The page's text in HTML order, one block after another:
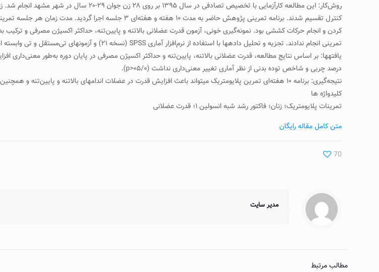
کردن و انجام حرکات کششی بود. نمونه‌گیری خونی، آزمون قدرت عضلانی بالا‌تنه و پایین‌تنه، حداکثر اکسیژن مصرفی و
تمرینی انجام ندادند. تجزیه و تحلیل داده­ها با استفاده از نرم‌افزار آماری SPSS (نسخه ۲۱) و آزمون­های تی‌مستقل و تی وابسته انجام ﺷﺪ. میزان p‌ کمتر از ۰۵/۰ ﻣﻌﻨﺎدار در ﻧﻈﺮ ﮔﺮﻓﺘﻪ شد.
درصد چربی و شاخص توده بدنی از نظر آماری تغییر معنی‌داری نداشت (۰۵/۰<p).
نتیجه‌گیری: برنامه ۱۰ هفته‌ای تمرین پلایومتریک می­تواند باعث افزایش قدرت در عضلات اندام­های بالاتنه و پایین‌تنه و همچنین ظرفیت هوازی زنان جوان گردد.
کلیدواژه ها
تمرینات پلایومتریک؛ زنان؛ فاکتور رشد شبه انسولین ۱؛ قدرت عضلانی
متن کامل مقاله رایگان
70
مدیر سایت
مطالب مرتبط